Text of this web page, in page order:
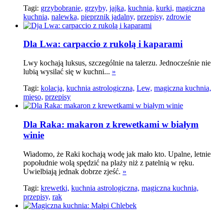
Tagi: grzybobranie, grzyby, jajka, kuchnia, kurki, magiczna
kuchnia, nalewka, pieprznik jadalny, przepisy, zdrowie
Dla Lwa: carpaccio z rukolą i kaparami
Lwy kochają luksus, szczególnie na talerzu. Jednocześnie nie
lubią wysilać się w kuchni... »
Tagi: kolacja, kuchnia astrologiczna, Lew, magiczna kuchnia,
mięso, przepisy
Dla Raka: makaron z krewetkami w białym
winie
Wiadomo, że Raki kochają wodę jak mało kto. Upalne, letnie
popołudnie wolą spędzić na plaży niż z patelnią w ręku.
Uwielbiają jednak dobrze zjeść. »
Tagi: krewetki, kuchnia astrologiczna, magiczna kuchnia,
przepisy, rak